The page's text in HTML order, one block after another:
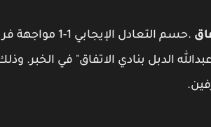
.حسم التعادل
الدبل بنادي الاتفاق" في الخبر.